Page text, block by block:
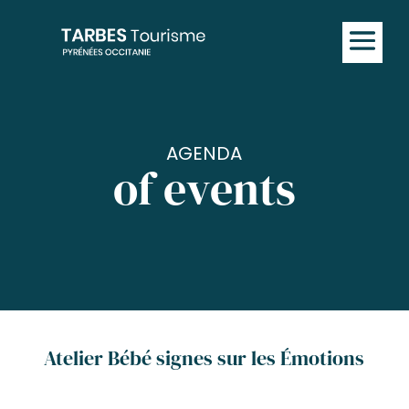
AGENDA
of events
Atelier Bébé signes sur les Émotions